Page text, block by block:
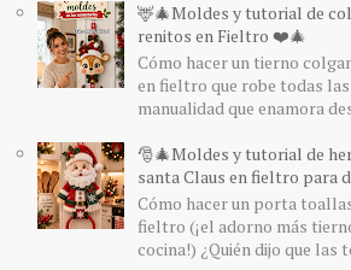
🦌🎄Moldes y tutorial de
renitos en Fieltro ❤️🎄
Cómo hacer un tierno
en fieltro que robe todas las
manualidad que enamora
🎅🎄Moldes y tutorial de
santa Claus en fieltro para
Cómo hacer un porta
fieltro (¡el adorno más
cocina!) ¿Quién dijo que las